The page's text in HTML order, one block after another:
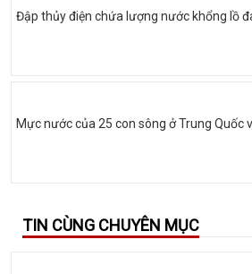
Đập thủy điện chứa lượng nước khổng lồ
Mực nước của 25 con sông ở Trung Quốc
TIN CÙNG CHUYÊN MỤC